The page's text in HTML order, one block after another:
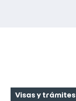
Visas y trámites